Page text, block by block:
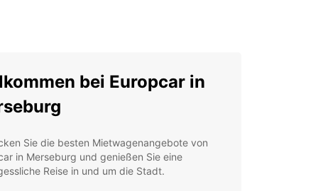
bei Europcar in
Sie die besten Mietwagenangebote von
in Merseburg und genießen Sie eine
Reise in und um die Stadt.